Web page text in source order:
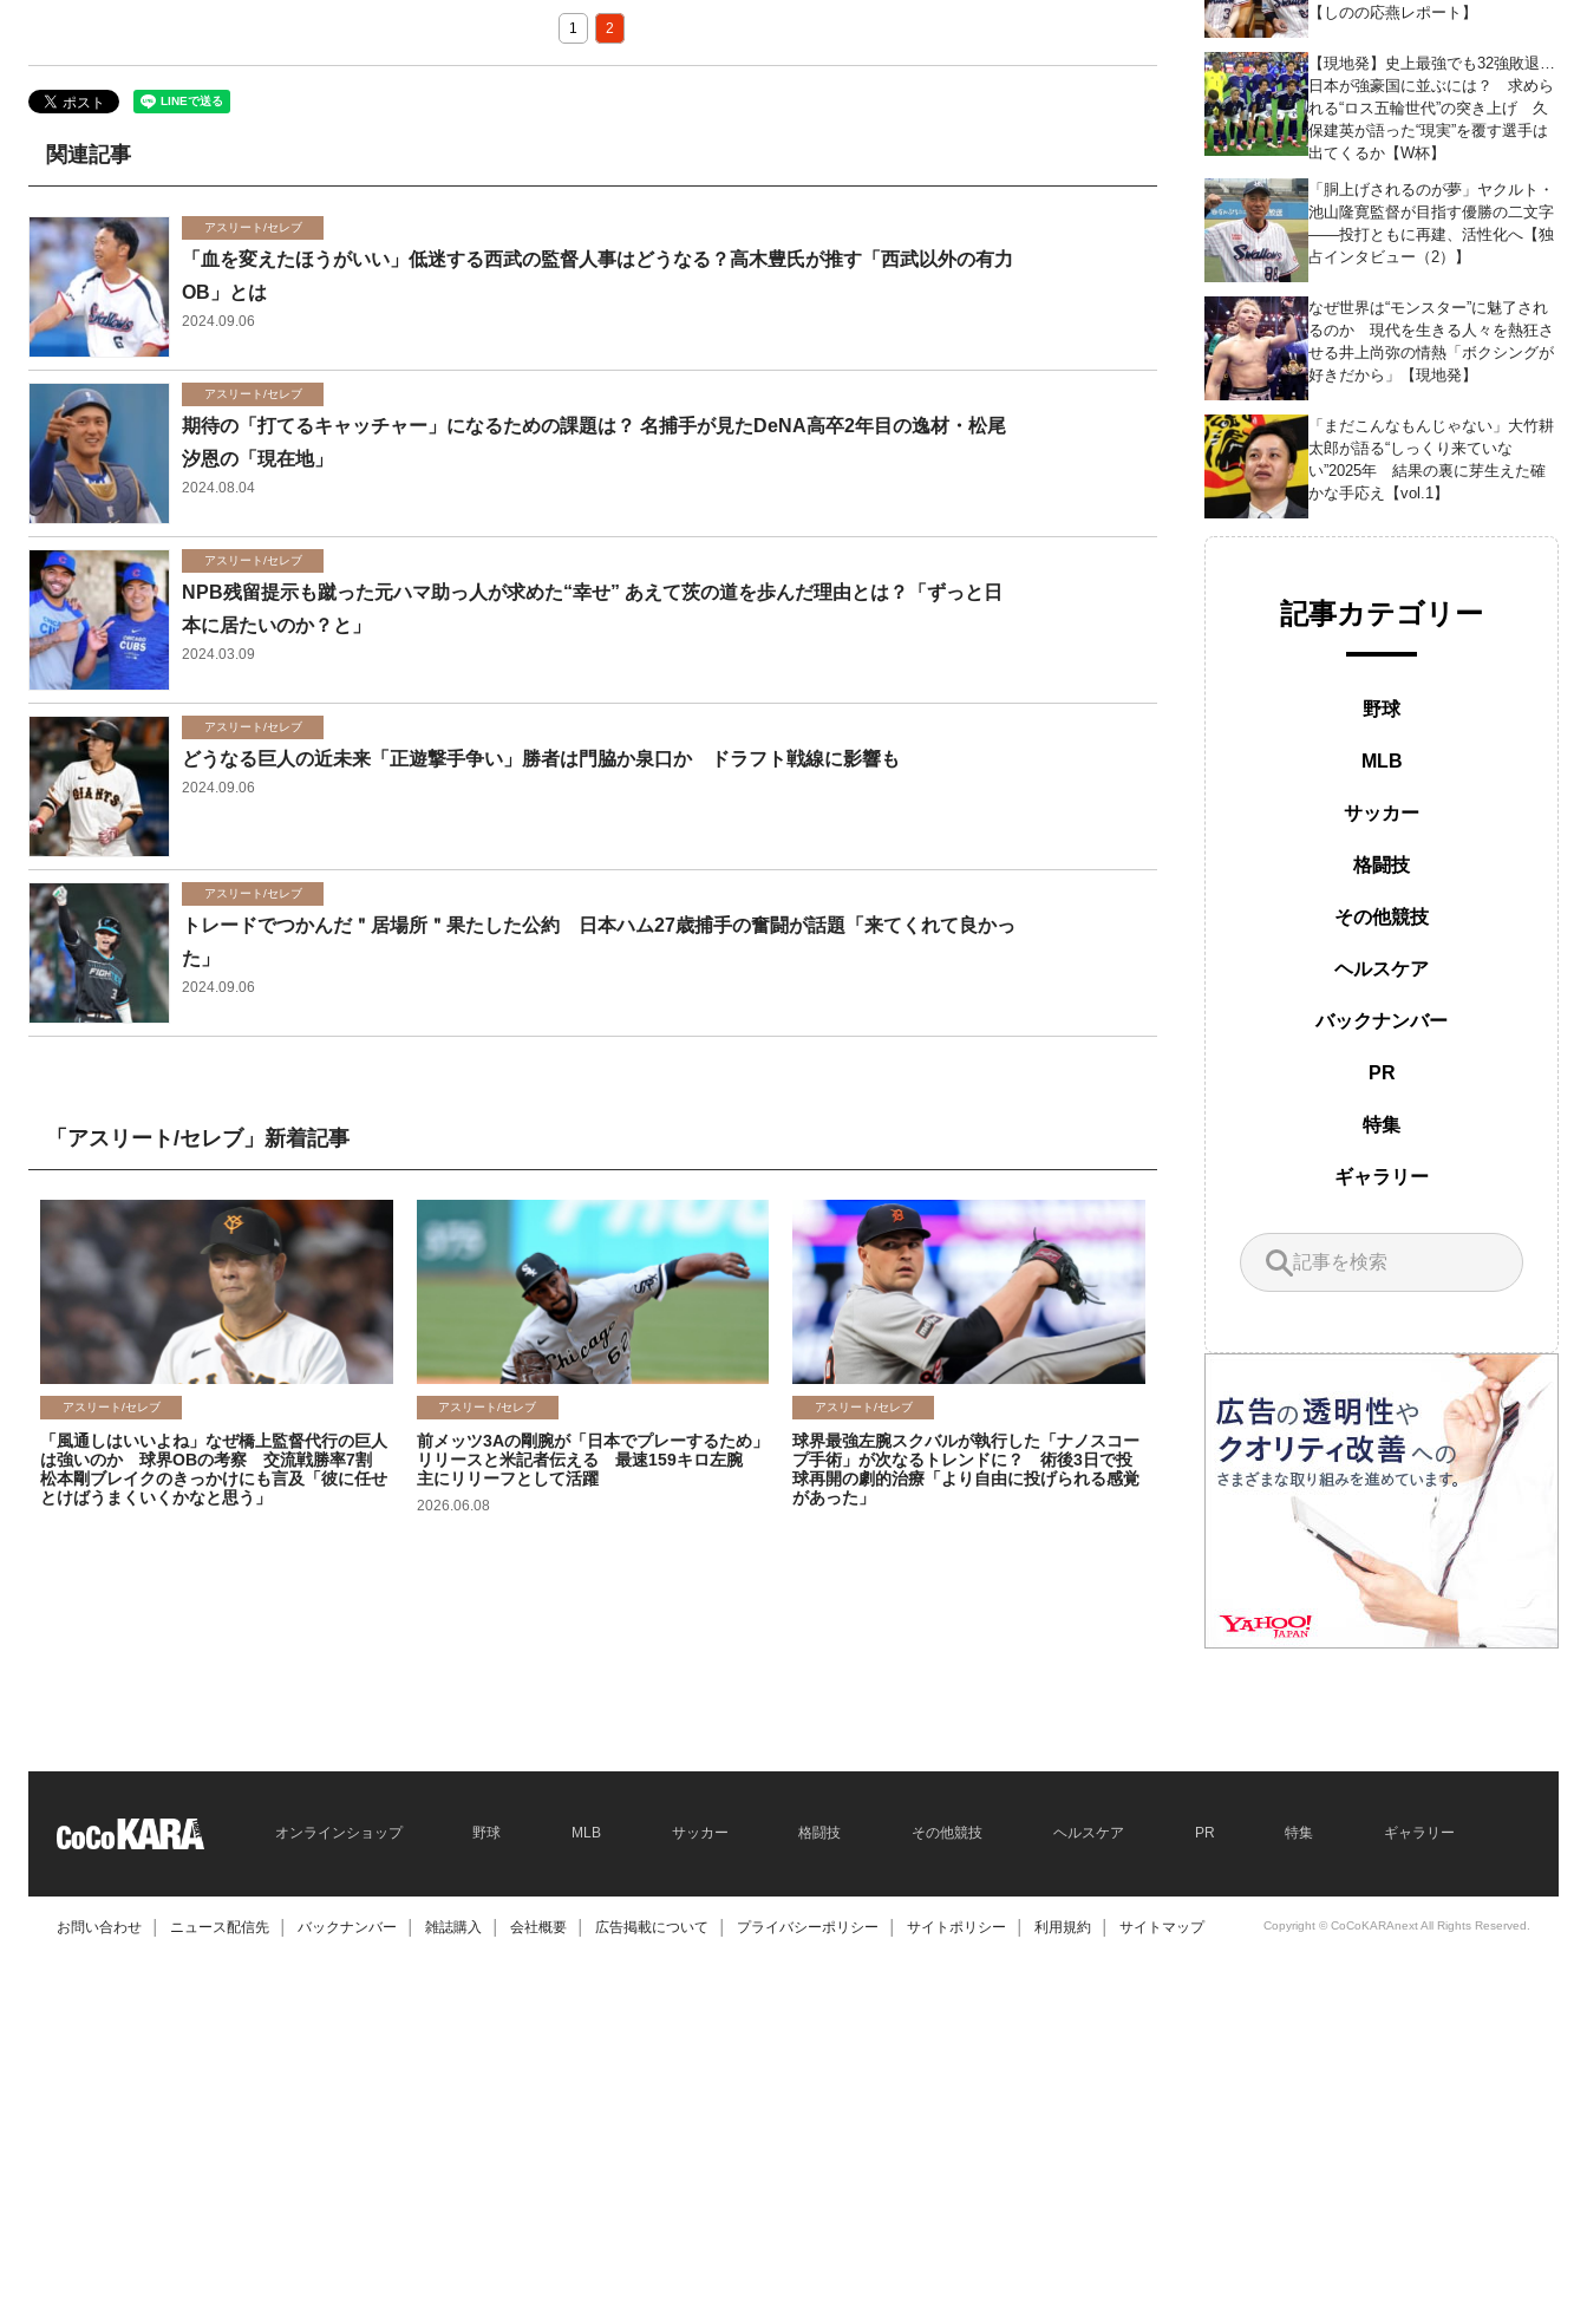
1 2
関連記事
アスリート/セレブ
「血を変えたほうがいい」低迷する西武の監督人事はどうなる？高木豊氏が推す「西武以外の有力
OB」とは
2024.09.06
アスリート/セレブ
期待の「打てるキャッチャー」になるための課題は？ 名捕手が見たDeNA高卒2年目の逸材・松尾
汐恩の「現在地」
2024.08.04
アスリート/セレブ
NPB残留提示も蹴った元ハマ助っ人が求めた“幸せ” あえて茨の道を歩んだ理由とは？「ずっと日
本に居たいのか？と」
2024.03.09
アスリート/セレブ
どうなる巨人の近未来「正遊撃手争い」勝者は門脇か泉口か ドラフト戦線に影響も
2024.09.06
アスリート/セレブ
トレードでつかんだ＂居場所＂果たした公約 日本ハム27歳捕手の奮闘が話題「来てくれて良かっ
た」
2024.09.06
「アスリート/セレブ」新着記事
アスリート/セレブ
「風通しはいいよね」なぜ橋上監督代行の巨人
は強いのか 球界OBの考察 交流戦勝率7割
松本剛ブレイクのきっかけにも言及「彼に任せ
とけばうまくいくかなと思う」
アスリート/セレブ
前メッツ3Aの剛腕が「日本でプレーするため」
リリースと米記者伝える 最速159キロ左腕
主にリリーフとして活躍
2026.06.08
アスリート/セレブ
球界最強左腕スクバルが執行した「ナノスコー
プ手術」が次なるトレンドに？ 術後3日で投
球再開の劇的治療「より自由に投げられる感覚
があった」
【しのの応燕レポート】
【現地発】史上最強でも32強敗退…
日本が強豪国に並ぶには？ 求めら
れる“ロス五輪世代”の突き上げ 久
保建英が語った“現実”を覆す選手は
出てくるか【W杯】
「胴上げされるのが夢」ヤクルト・
池山隆寛監督が目指す優勝の二文字
――投打ともに再建、活性化へ【独
占インタビュー（2）】
なぜ世界は“モンスター”に魅了され
るのか 現代を生きる人々を熱狂さ
せる井上尚弥の情熱「ボクシングが
好きだから」【現地発】
「まだこんなもんじゃない」大竹耕
太郎が語る“しっくり来ていな
い”2025年 結果の裏に芽生えた確
かな手応え【vol.1】
記事カテゴリー
野球
MLB
サッカー
格闘技
その他競技
ヘルスケア
バックナンバー
PR
特集
ギャラリー
オンラインショップ 野球 MLB サッカー 格闘技 その他競技 ヘルスケア PR 特集 ギャラリー
お問い合わせ ニュース配信先 バックナンバー 雑誌購入 会社概要 広告掲載について プライバシーポリシー サイトポリシー 利用規約 サイトマップ Copyright © CoCoKARAnext All Rights Reserved.